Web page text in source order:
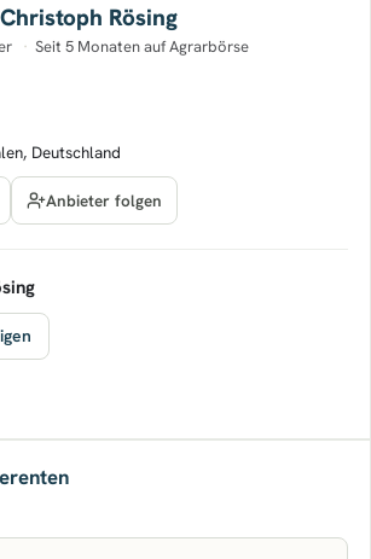
Rösing
· Seit 5 Monaten auf Agrarbörse
Deutschland
Anbieter folgen